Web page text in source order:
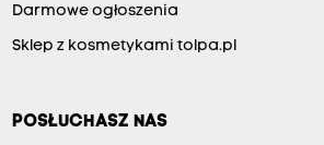
Darmowe ogłoszenia
Sklep z kosmetykami tolpa.pl
POSŁUCHASZ NAS